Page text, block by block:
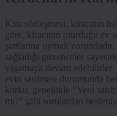
Kira sözleşmesi, kiracının
göre, kiracının oturduğu ev
şartlarına uymak
sağladığı güvenceler
yaşamaya devam edebilirler.
evin satılması durumunda
korku, genellikle "Yeni sahip
mı?" gibi sorulardan